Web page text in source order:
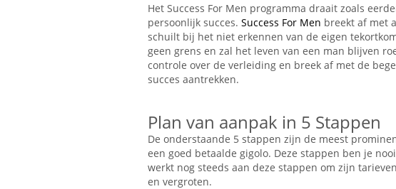
Het Success For Men programma draait zoals
persoonlijk succes. Success For Men breekt af met
schuilt bij het niet erkennen van de eigen
geen grens en zal het leven van een man blijven
controle over de verleiding en breek af met de
succes aantrekken.
Plan van aanpak in 5 Stappen
De onderstaande 5 stappen zijn de meest
een goed betaalde gigolo. Deze stappen ben je
werkt nog steeds aan deze stappen om zijn
en vergroten.